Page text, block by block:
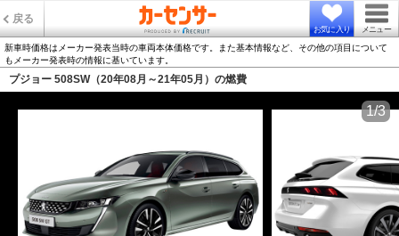
戻る
お気に入り メニュー
新車時価格はメーカー発表当時の車両本体価格です。また基本情報など、その他の項目について
もメーカー発表時の情報に基いています。
プジョー 508SW（20年08月～21年05月）の燃費
1/3